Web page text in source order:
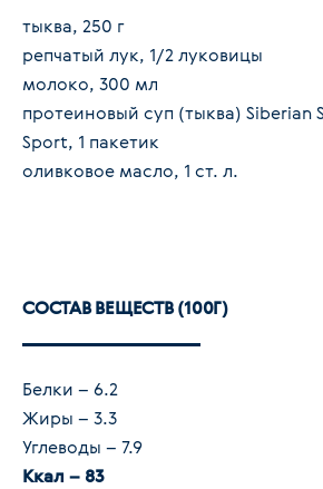
тыква, 250 г
репчатый лук, 1/2 луковицы
молоко, 300 мл
протеиновый суп (тыква) Siberian
Sport, 1 пакетик
оливковое масло, 1 ст. л.
СОСТАВ ВЕЩЕСТВ (100Г)
Белки – 6.2
Жиры – 3.3
Углеводы – 7.9
Ккал – 83